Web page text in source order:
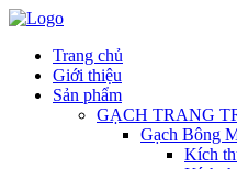
Trang chủ
Giới thiệu
Sản phẩm
GẠCH TRANG
Gạch Bông
Kích